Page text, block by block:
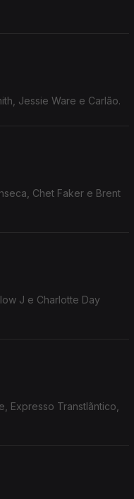
Jessie Ware e Carlão.
Chet Faker e Brent
J e Charlotte Day
Expresso Transtlãntico,